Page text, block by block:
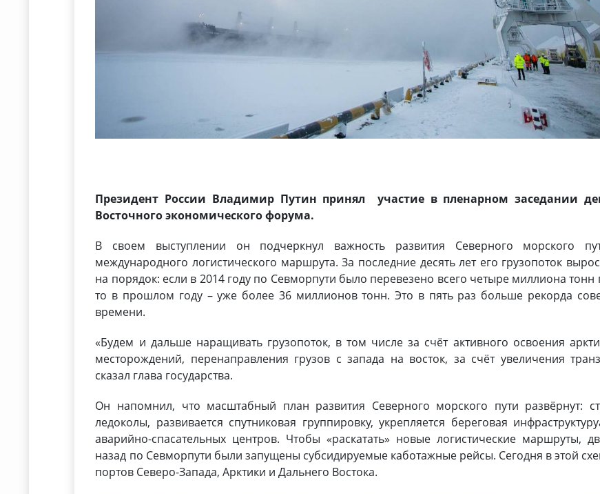
Президент России Владимир Путин принял участие в пленарном заседании
Восточного экономического форума.
В своем выступлении он подчеркнул важность развития Северного морского
международного логистического маршрута. За последние десять лет его грузопоток
на порядок: если в 2014 году по Севморпути было перевезено всего четыре миллиона тонн
то в прошлом году – уже более 36 миллионов тонн. Это в пять раз больше рекорда
времени.
«Будем и дальше наращивать грузопоток, в том числе за счёт активного освоения
месторождений, перенаправления грузов с запада на восток, за счёт увеличения
сказал глава государства.
Он напомнил, что масштабный план развития Северного морского пути развёрнут:
ледоколы, развивается спутниковая группировку, укрепляется береговая
аварийно-спасательных центров. Чтобы «раскатать» новые логистические маршруты,
назад по Севморпути были запущены субсидируемые каботажные рейсы. Сегодня в этой
портов Северо-Запада, Арктики и Дальнего Востока.